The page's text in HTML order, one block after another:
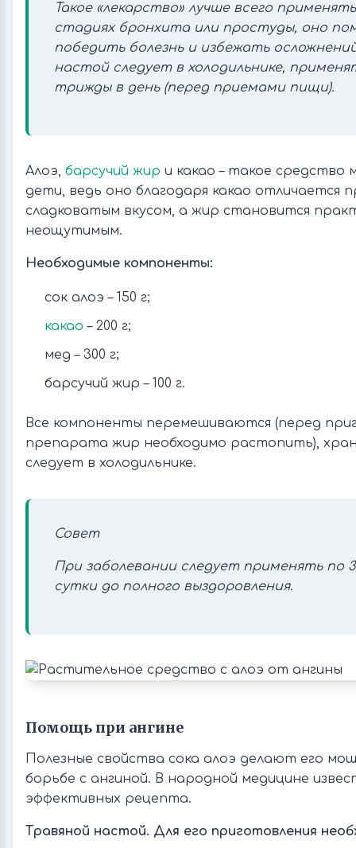
Такое «лекарство» лучше всего
стадиях бронхита или простуды, оно
победить болезнь и избежать
настой следует в холодильнике,
трижды в день (перед приемами пищи).
Алоэ, барсучий жир и какао – такое средство
дети, ведь оно благодаря какао отличается
сладковатым вкусом, а жир становится
неощутимым.
Необходимые компоненты:
сок алоэ – 150 г;
какао – 200 г;
мед – 300 г;
барсучий жир – 100 г.
Все компоненты перемешиваются (перед
препарата жир необходимо растопить),
следует в холодильнике.
Совет
При заболевании следует применять по
сутки до полного выздоровления.
Помощь при ангине
Полезные свойства сока алоэ делают его
борьбе с ангиной. В народной медицине
эффективных рецепта.
Травяной настой. Для его приготовления